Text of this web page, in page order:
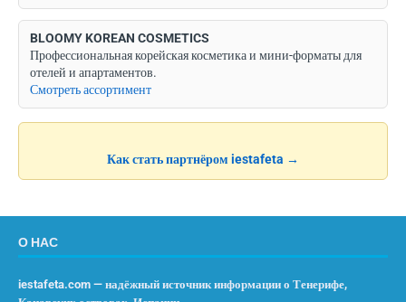
BLOOMY KOREAN COSMETICS
Профессиональная корейская косметика и мини-форматы для
отелей и апартаментов.
Смотреть ассортимент
Как стать партнёром iestafeta →
О НАС
iestafeta.com — надёжный источник информации о Тенерифе,